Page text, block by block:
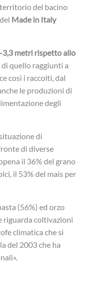
del bacino
Made in Italy
-3,3 metri rispetto allo
quello raggiunti a
così i raccolti, dal
le produzioni di
degli
di
di diverse
il 36% del grano
il 53% del mais per
(56%) ed orzo
riguarda coltivazioni
climatica che si
del 2003 che ha